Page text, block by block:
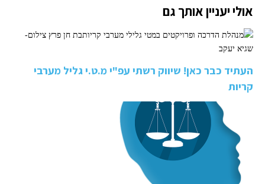
אולי יעניין אותך גם
העתיד כבר כאן! שיווק רשתי עפ"י מ.ט.י גליל מערבי
קריות